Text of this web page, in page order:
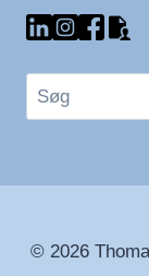
Søg
© 2026